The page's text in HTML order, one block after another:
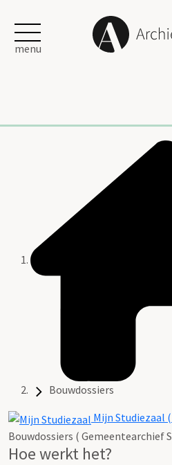
menu
Bouwdossiers
Mijn Studiezaal
Bouwdossiers ( Gemeentearchief
Hoe werkt het?